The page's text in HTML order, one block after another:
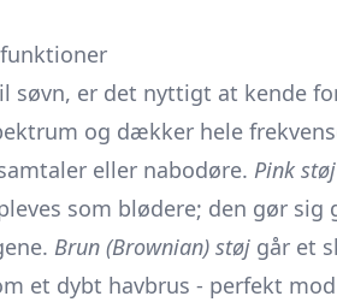
søvn, er det nyttigt at kende
og dækker hele
eller nabodøre. Pink støj
som blødere; den gør
Brun (Brownian) støj går et
et dybt havbrus - perfekt